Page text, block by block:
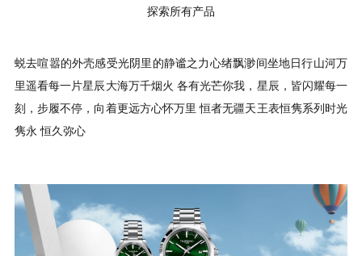
探索所有产品
蜕去喧嚣的外壳感受光阴里的静谧之力心绪飘渺间坐地日行山河万
里遥看每一片星辰大海万千烟火 各有光芒你我，星辰，皆闪耀每一
刻，步履不停，向着更远方心怀万里 恒者无疆天王表恒隽系列时光
隽永 恒久弥心